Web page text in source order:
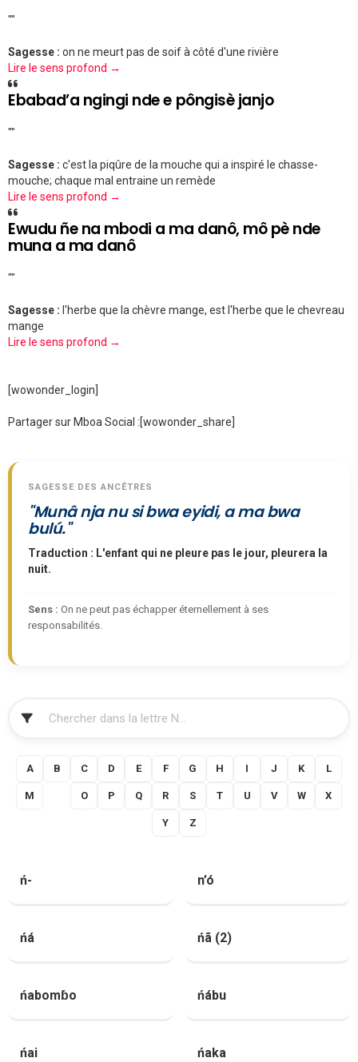
""
Sagesse : on ne meurt pas de soif à côté d'une rivière
Lire le sens profond →
Ebabad’a ngingi nde e pôngisè janjo
""
Sagesse : c'est la piqûre de la mouche qui a inspiré le chasse-
mouche; chaque mal entraine un remède
Lire le sens profond →
Ewudu ñe na mbodi a ma danô, mô pè nde
muna a ma danô
""
Sagesse : l'herbe que la chèvre mange, est l'herbe que le chevreau
mange
Lire le sens profond →
[wowonder_login]
Partager sur Mboa Social :[wowonder_share]
SAGESSE DES ANCÊTRES
"Munâ nja nu si bwa eyidi, a ma bwa
bulú."
Traduction : L'enfant qui ne pleure pas le jour, pleurera la
nuit.
Sens : On ne peut pas échapper éternellement à ses
responsabilités.
A B C D E F G H I J K L
M O P Q R S T U V W X
Y Z
ń- n’ó
ńá ńã (2)
ńabomɓo ńábu
ńai ńaka